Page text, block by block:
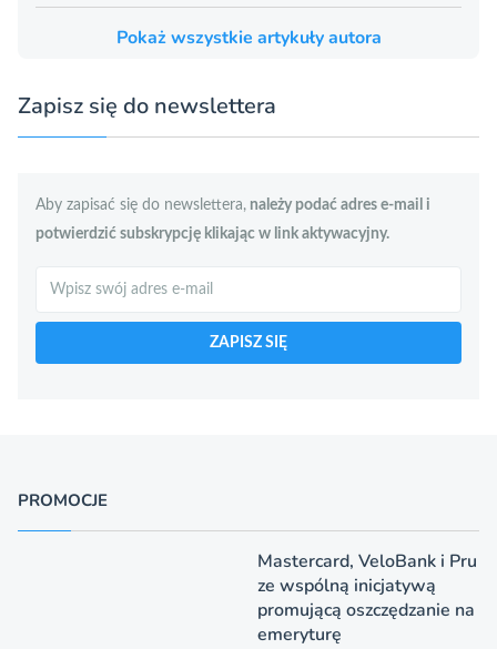
Pokaż wszystkie artykuły autora
Zapisz się do newslettera
Aby zapisać się do newslettera, należy podać adres e-mail i
potwierdzić subskrypcję klikając w link aktywacyjny.
Szukaj
ZAPISZ SIĘ
PROMOCJE
Mastercard, VeloBank i Pru
ze wspólną inicjatywą
promującą oszczędzanie na
emeryturę